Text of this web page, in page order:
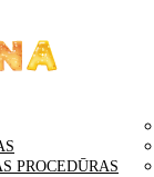
PROCEDŪRAS